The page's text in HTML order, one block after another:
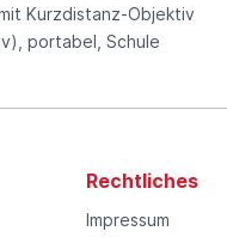
Kurzdistanz-Objektiv
portabel, Schule
Rechtliches
Impressum